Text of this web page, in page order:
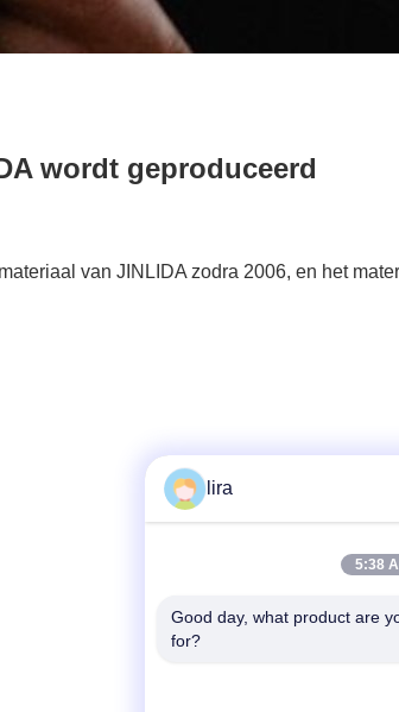
wordt geproduceerd
van JINLIDA zodra 2006, en het
Tel.
lira
5:38
Good day, what product are
for?